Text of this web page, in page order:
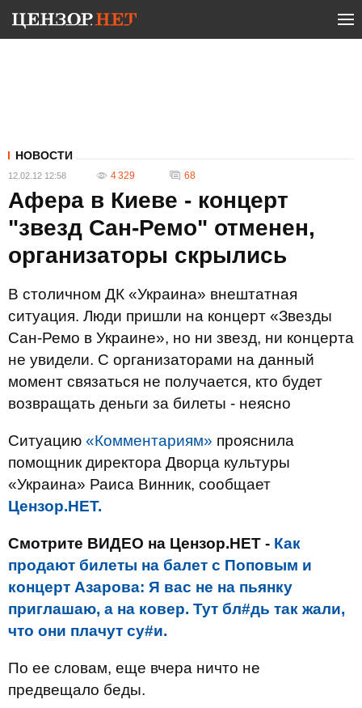
НОВОСТИ
12.02.12 12:58 4 329 68
Афера в Киеве - концерт
"звезд Сан-Ремо" отменен,
организаторы скрылись
В столичном ДК «Украина» внештатная
ситуация. Люди пришли на концерт «Звезды
Сан-Ремо в Украине», но ни звезд, ни концерта
не увидели. С организаторами на данный
момент связаться не получается, кто будет
возвращать деньги за билеты - неясно
Ситуацию «Комментариям» прояснила
помощник директора Дворца культуры
«Украина» Раиса Винник, сообщает
Цензор.НЕТ.
Смотрите ВИДЕО на Цензор.НЕТ - Как
продают билеты на балет с Поповым и
концерт Азарова: Я вас не на пьянку
приглашаю, а на ковер. Тут бл#дь так жали,
что они плачут су#и.
По ее словам, еще вчера ничто не
предвещало беды.